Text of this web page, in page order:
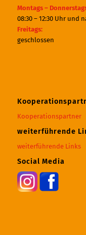
Montags –
08:30 – 12:30 Uhr und
Freitags:
geschlossen
Kooperationspartner
weiterführende
weiterführende Links
Social Media